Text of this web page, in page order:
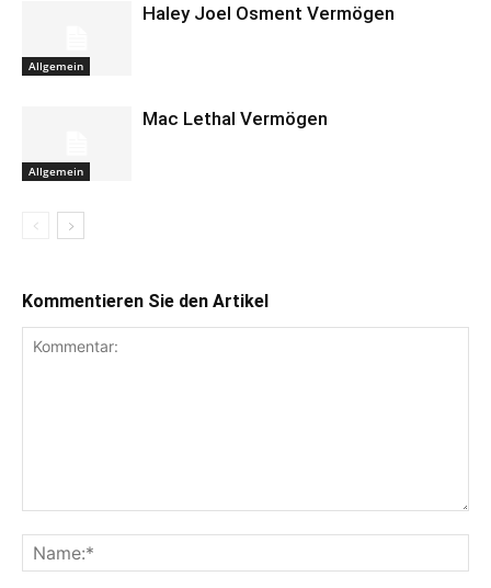
Allgemein
Haley Joel Osment Vermögen
Allgemein
Mac Lethal Vermögen
Kommentieren Sie den Artikel